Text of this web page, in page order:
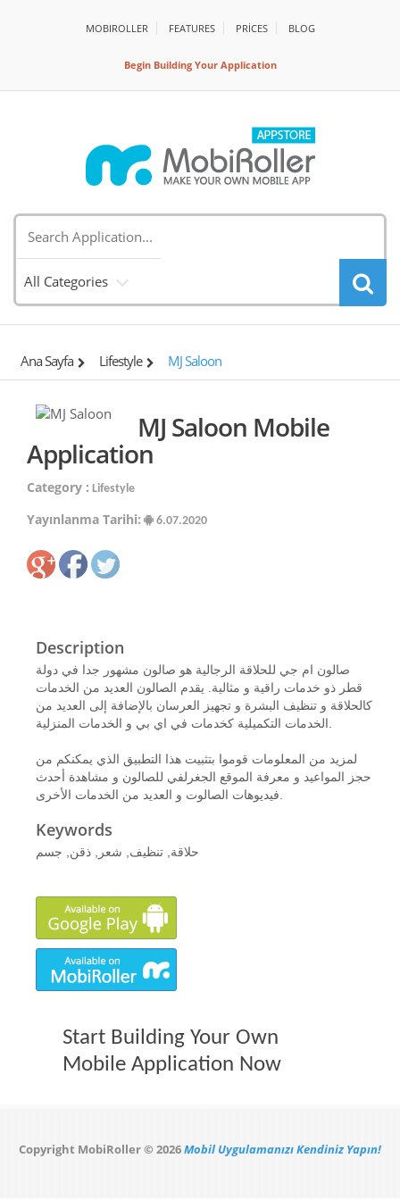
MOBIROLLER FEATURES PRİCES BLOG
Begin Building Your Application
All Categories
Ana Sayfa Lifestyle MJ Saloon
MJ Saloon Mobile
Application
Category : Lifestyle
Yayınlanma Tarihi: 6.07.2020
Description
صالون ام جي للحلاقة الرجالية هو صالون مشهور جدا في دولة
قطر ذو خدمات راقية و مثالية. يقدم الصالون العديد من الخدمات
كالحلاقة و تنظيف البشرة و تجهيز العرسان بالإضافة إلى العديد من
الخدمات التكميلية كخدمات في اي بي و الخدمات المنزلية.
لمزيد من المعلومات قوموا بتثبيت هذا التطبيق الذي يمكنكم من
حجز المواعيد و معرفة الموقع الجغرلفي للصالون و مشاهدة أحدث
Keywords
حلاقة, تنظيف, شعر, ذقن, جسم
Start Building Your Own
Mobile Application Now
Copyright MobiRoller © 2026Mobil Uygulamanızı Kendiniz Yapın!